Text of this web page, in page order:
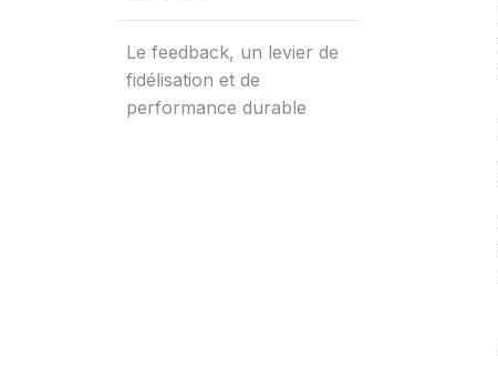
Le feedback, un levier de
fidélisation et de
performance durable